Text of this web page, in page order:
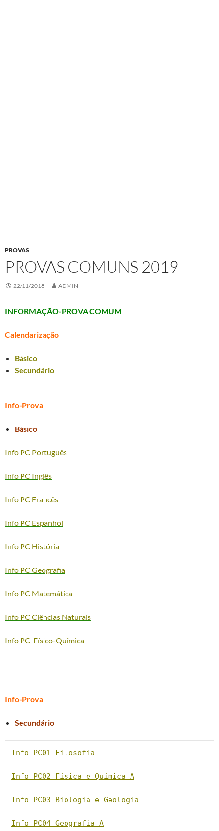
PROVAS
PROVAS COMUNS 2019
22/11/2018 ADMIN
INFORMAÇÃO-PROVA COMUM
Calendarização
Básico
Secundário
Info-Prova
Básico
Info PC Português
Info PC Inglês
Info PC Francês
Info PC Espanhol
Info PC História
Info PC Geografia
Info PC Matemática
Info PC Ciências Naturais
Info PC Físico-Química
Info-Prova
Secundário
Info PC01 Filosofia
Info PC02 Física e Química A
Info PC03 Biologia e Geologia
Info PC04 Geografia A